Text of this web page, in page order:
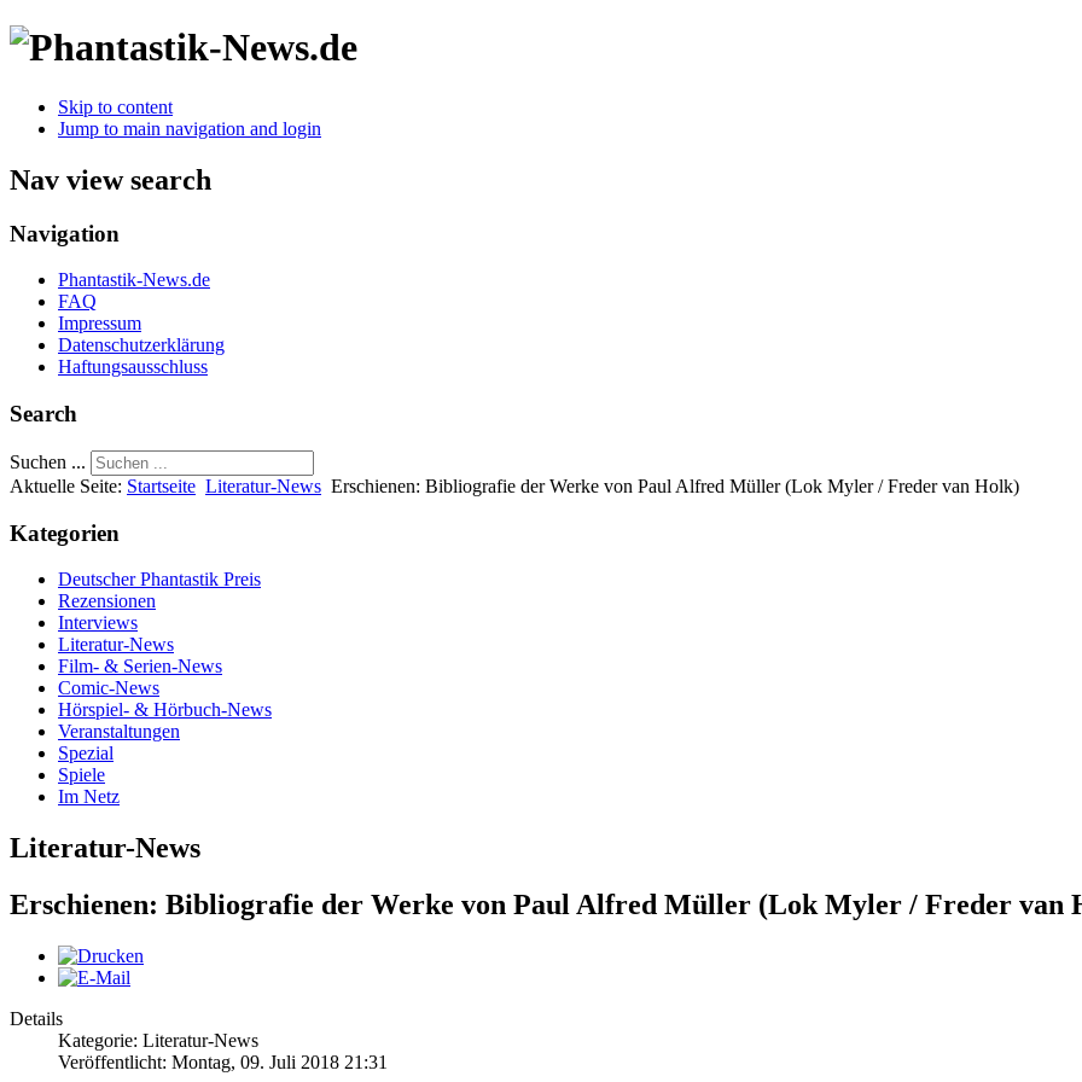
Skip to content
Jump to main navigation and login
Nav view search
Navigation
Phantastik-News.de
FAQ
Impressum
Datenschutzerklärung
Haftungsausschluss
Search
Suchen ...
Aktuelle Seite: Startseite Literatur-News Erschienen: Bibliografie der Werke von Paul Alfred Müller (Lok Myler / Freder van Holk)
Kategorien
Deutscher Phantastik Preis
Rezensionen
Interviews
Literatur-News
Film- & Serien-News
Comic-News
Hörspiel- & Hörbuch-News
Veranstaltungen
Spezial
Spiele
Im Netz
Literatur-News
Erschienen: Bibliografie der Werke von Paul Alfred Müller (Lok Myler / Freder van
Details
Kategorie: Literatur-News
Veröffentlicht: Montag, 09. Juli 2018 21:31